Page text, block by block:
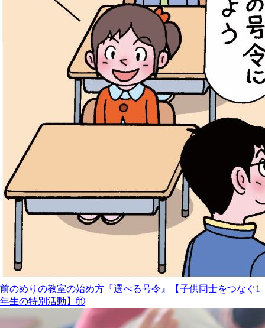
前のめりの教室の始め方『選べる号令』【子供同士をつなぐ1
年生の特別活動】⑪